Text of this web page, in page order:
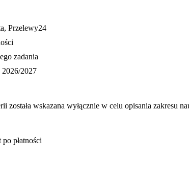
Przelewy24
zadania
2026/2027
została wskazana wyłącznie w celu opisania zakresu
po płatności